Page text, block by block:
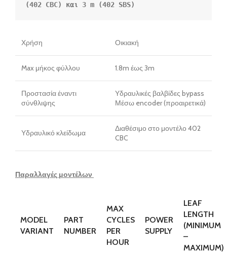
(402 CBC) και 3 m (402 SBS)
Χρήση Οικιακή
Max μήκος φύλλου 1.8m έως 3m
Προστασία έναντι
σύνθλιψης
Υδραυλικές βαλβίδες bypass
Μέσω encoder (προαιρετικά)
Υδραυλικό κλείδωμα
Διαθέσιμο στο μοντέλο 402
CBC
Παραλλαγές μοντέλων
MODEL
VARIANT
PART
NUMBER
MAX
CYCLES
PER
HOUR
POWER
SUPPLY
LEAF
LENGTH
(MINIMUM
–
MAXIMUM)